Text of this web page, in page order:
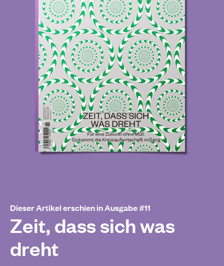
Dieser Artikel erschien in Ausgabe #11
Zeit, dass sich was
dreht